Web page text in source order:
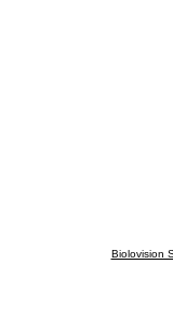
Biolovision